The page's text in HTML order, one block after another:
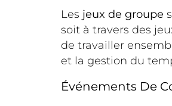
Les jeux de groupe
soit à travers des
de travailler
et la gestion du
Événements De